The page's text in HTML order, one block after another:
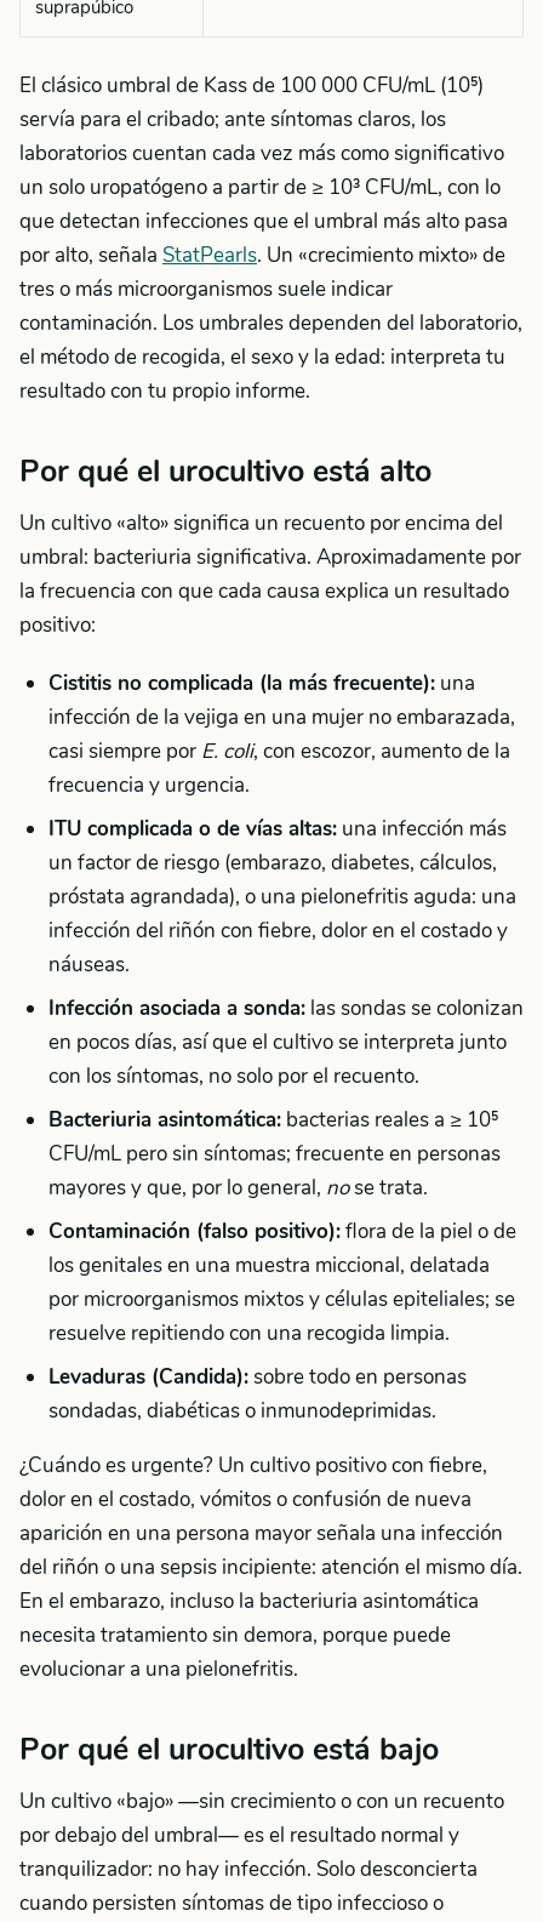
suprapúbico
El clásico umbral de Kass de 100 000 CFU/mL (10⁵)
servía para el cribado; ante síntomas claros, los
laboratorios cuentan cada vez más como significativo
un solo uropatógeno a partir de ≥ 10³ CFU/mL, con lo
que detectan infecciones que el umbral más alto pasa
por alto, señala StatPearls. Un «crecimiento mixto» de
tres o más microorganismos suele indicar
contaminación. Los umbrales dependen del laboratorio,
el método de recogida, el sexo y la edad: interpreta tu
resultado con tu propio informe.
Por qué el urocultivo está alto
Un cultivo «alto» significa un recuento por encima del
umbral: bacteriuria significativa. Aproximadamente por
la frecuencia con que cada causa explica un resultado
positivo:
Cistitis no complicada (la más frecuente): una
infección de la vejiga en una mujer no embarazada,
casi siempre por E. coli, con escozor, aumento de la
frecuencia y urgencia.
ITU complicada o de vías altas: una infección más
un factor de riesgo (embarazo, diabetes, cálculos,
próstata agrandada), o una pielonefritis aguda: una
infección del riñón con fiebre, dolor en el costado y
náuseas.
Infección asociada a sonda: las sondas se colonizan
en pocos días, así que el cultivo se interpreta junto
con los síntomas, no solo por el recuento.
Bacteriuria asintomática: bacterias reales a ≥ 10⁵
CFU/mL pero sin síntomas; frecuente en personas
mayores y que, por lo general, nose trata.
Contaminación (falso positivo):flora de la piel o de
los genitales en una muestra miccional, delatada
por microorganismos mixtos y células epiteliales; se
resuelve repitiendo con una recogida limpia.
Levaduras (Candida):sobre todo en personas
sondadas, diabéticas o inmunodeprimidas.
¿Cuándo es urgente? Un cultivo positivo con fiebre,
dolor en el costado, vómitos o confusión de nueva
aparición en una persona mayor señala una infección
del riñón o una sepsis incipiente: atención el mismo día.
En el embarazo, incluso la bacteriuria asintomática
necesita tratamiento sin demora, porque puede
evolucionar a una pielonefritis.
Por qué el urocultivo está bajo
Un cultivo «bajo» —sin crecimiento o con un recuento
por debajo del umbral— es el resultado normal y
tranquilizador: no hay infección. Solo desconcierta
cuando persisten síntomas de tipo infeccioso o